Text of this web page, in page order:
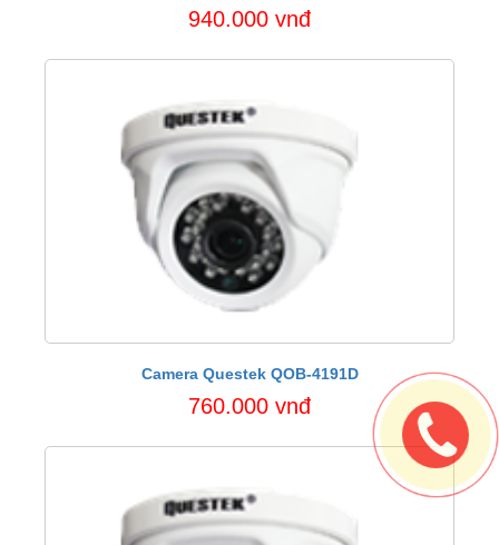
940.000 vnđ
Camera Questek QOB-4191D
760.000 vnđ